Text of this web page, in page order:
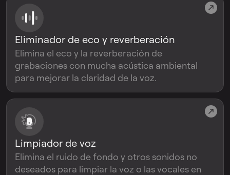
Limpiador de voz
Elimina el ruido de fondo y otros sonidos no
deseados para limpiar la voz o las vocales en
Eliminador de eco y reverberación
Elimina el eco y la reverberación de
grabaciones con mucha acústica ambiental
para mejorar la claridad de la voz.